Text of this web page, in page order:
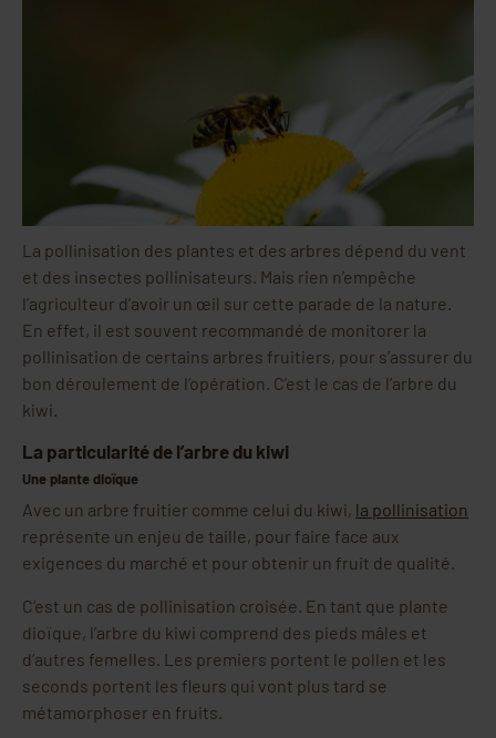
La pollinisation des plantes et des arbres dépend du vent
et des insectes pollinisateurs. Mais rien n’empêche
l’agriculteur d’avoir un œil sur cette parade de la nature.
En effet, il est souvent recommandé de monitorer la
pollinisation de certains arbres fruitiers, pour s’assurer du
bon déroulement de l’opération. C’est le cas de l’arbre du
kiwi.
La particularité de l’arbre du kiwi
Une plante dioïque
Avec un arbre fruitier comme celui du kiwi, la pollinisation
représente un enjeu de taille, pour faire face aux
exigences du marché et pour obtenir un fruit de qualité.
C’est un cas de pollinisation croisée. En tant que plante
dioïque, l’arbre du kiwi comprend des pieds mâles et
d’autres femelles. Les premiers portent le pollen et les
seconds portent les fleurs qui vont plus tard se
métamorphoser en fruits.